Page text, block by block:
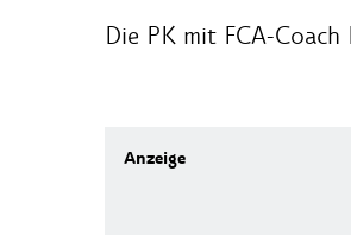
Die PK mit FCA-